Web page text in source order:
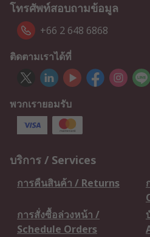
โทรศัพท์สอบถามข้อมูล
+66 2 648 6868
ติดตามเราได้ที่
พวกเรายอมรับ
บริการ / Services
การคืนสินค้า / Returns
การสั่งซื้อล่วงหน้า /
Schedule Orders